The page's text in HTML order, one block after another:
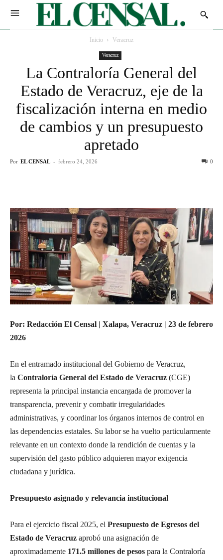
Inicio Veracruz
Veracruz
La Contraloría General del
Estado de Veracruz, eje de la
fiscalización interna en medio
de cambios y un presupuesto
apretado
Por EL CENSAL - febrero 24, 2026 0
Por: Redacción El Censal | Xalapa, Veracruz | 23 de febrero
2026
En el entramado institucional del Gobierno de Veracruz,
la Contraloría General del Estado de Veracruz (CGE)
representa la principal instancia encargada de promover la
transparencia, prevenir y combatir irregularidades
administrativas, y coordinar los órganos internos de control en
las dependencias estatales. Su labor se ha vuelto particularmente
relevante en un contexto donde la rendición de cuentas y la
supervisión del gasto público adquieren mayor exigencia
ciudadana y jurídica.
Presupuesto asignado y relevancia institucional
Para el ejercicio fiscal 2025, el Presupuesto de Egresos del
Estado de Veracruz aprobó una asignación de
aproximadamente 171.5 millones de pesos para la Contraloría